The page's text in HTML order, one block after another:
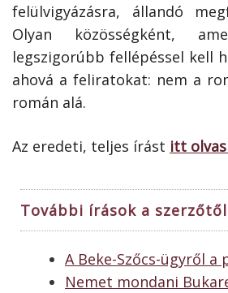
felülvigyázásra, állandó
Olyan közösségként,
legszigorúbb fellépéssel kell
ahová a feliratokat: nem a
román alá.
Az eredeti, teljes írást itt
További írások a
A Beke-Szőcs-ügyről a
Nemet mondani